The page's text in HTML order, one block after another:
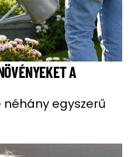
A
egyszerű